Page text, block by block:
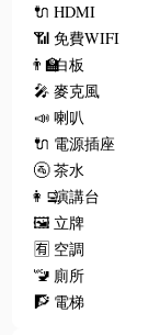
🔌 HDMI
📶 免費WIFI
👨‍🏫白板
🎤 麥克風
📣 喇叭
🔌 電源插座
🚰 茶水
👩‍💻演講台
🖼️ 立牌
🈶 空調
🚾 廁所
🧗 電梯